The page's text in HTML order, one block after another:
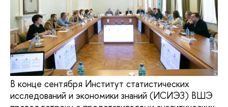
В конце сентября Институт статистических
исследований и экономики знаний (ИСИЭЗ) ВШЭ